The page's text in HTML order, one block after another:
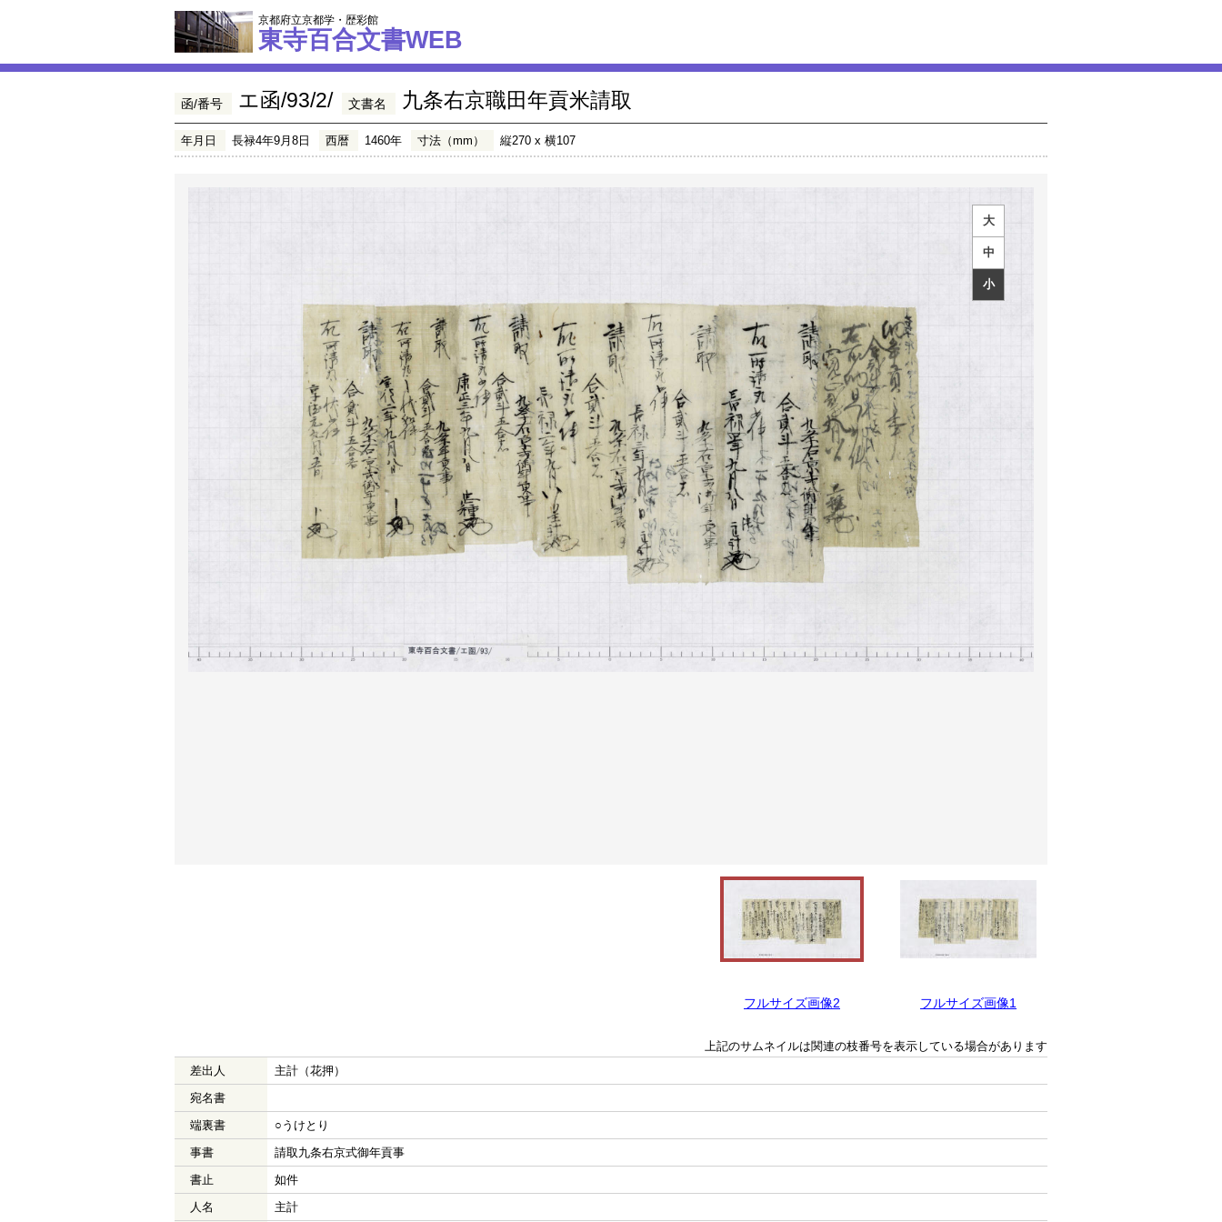
京都府立京都学・歴彩館
東寺百合文書WEB
函/番号 エ函/93/2/ 文書名 九条右京職田年貢米請取
年月日 長禄4年9月8日 西暦 1460年 寸法（mm） 縦270 x 横107
大
中
小
フルサイズ画像2 フルサイズ画像1
上記のサムネイルは関連の枝番号を表示している場合があります
差出人
主計（花押）
宛名書
端裏書
○うけとり
事書
請取九条右京式御年貢事
書止
如件
人名
主計